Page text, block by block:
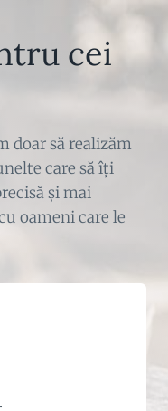
cei
doar să realizăm
care să îți
și mai
oameni care le